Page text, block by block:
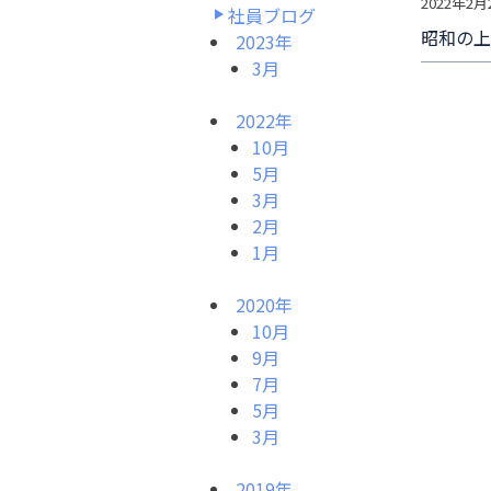
社員ブログ
2023年
3月
2022年
10月
5月
3月
2月
1月
2020年
10月
9月
7月
5月
3月
昭和の